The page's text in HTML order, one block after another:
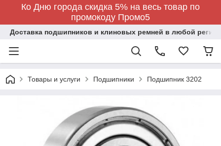
Ко Дню города скидка 5% на весь товар по
промокоду Промо5
Доставка подшипников и клиновых ремней в любой регион
Товары и услуги Подшипники Подшипник 3202